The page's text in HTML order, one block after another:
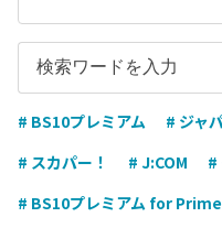
# BS10プレミアム # ジャ
# スカパー！
# J:COM
#
# BS10プレミアム for